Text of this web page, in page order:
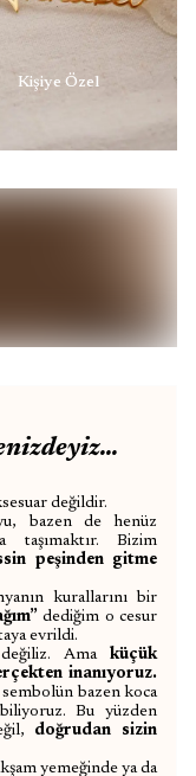
Kişiye Özel
değildir.
bazen de henüz
taşımaktır. Bizim
peşinden gitme
kurallarını bir
dediğim o cesur
evrildi.
Ama
küçük
inanıyoruz.
bazen koca
Bu yüzden
doğrudan sizin
yemeğinde ya da